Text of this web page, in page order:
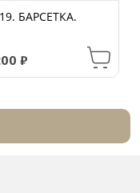
БАРСЕТКА.
₽